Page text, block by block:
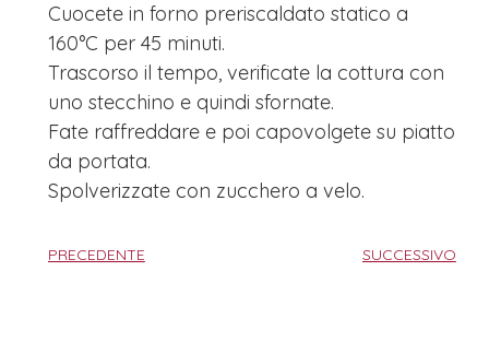
Cuocete in forno preriscaldato statico a
160°C per 45 minuti.
Trascorso il tempo, verificate la cottura con
uno stecchino e quindi sfornate.
Fate raffreddare e poi capovolgete su piatto
da portata.
Spolverizzate con zucchero a velo.
PRECEDENTE SUCCESSIVO